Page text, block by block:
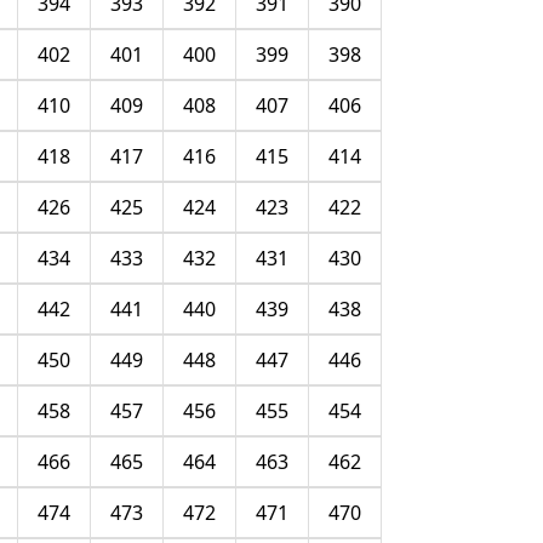
398
399
400
401
402
406
407
408
409
410
414
415
416
417
418
422
423
424
425
426
430
431
432
433
434
438
439
440
441
442
446
447
448
449
450
454
455
456
457
458
462
463
464
465
466
470
471
472
473
474